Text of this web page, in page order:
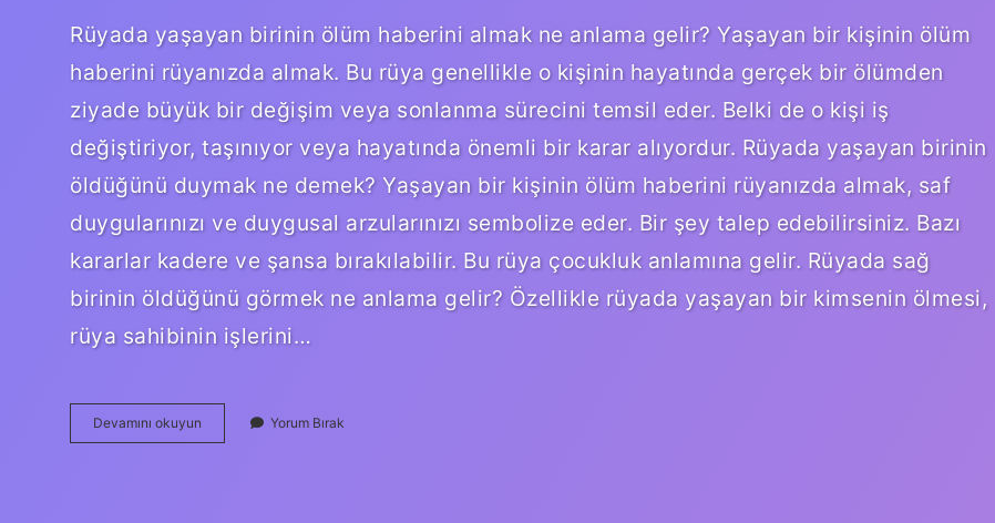
Rüyada yaşayan birinin ölüm haberini almak ne anlama gelir? Yaşayan bir kişinin ölüm
haberini rüyanızda almak. Bu rüya genellikle o kişinin hayatında gerçek bir ölümden
ziyade büyük bir değişim veya sonlanma sürecini temsil eder. Belki de o kişi iş
değiştiriyor, taşınıyor veya hayatında önemli bir karar alıyordur. Rüyada yaşayan birinin
öldüğünü duymak ne demek? Yaşayan bir kişinin ölüm haberini rüyanızda almak, saf
duygularınızı ve duygusal arzularınızı sembolize eder. Bir şey talep edebilirsiniz. Bazı
kararlar kadere ve şansa bırakılabilir. Bu rüya çocukluk anlamına gelir. Rüyada sağ
birinin öldüğünü görmek ne anlama gelir? Özellikle rüyada yaşayan bir kimsenin ölmesi,
rüya sahibinin işlerini…
Devamını okuyun
Yaşayan
Yorum Bırak